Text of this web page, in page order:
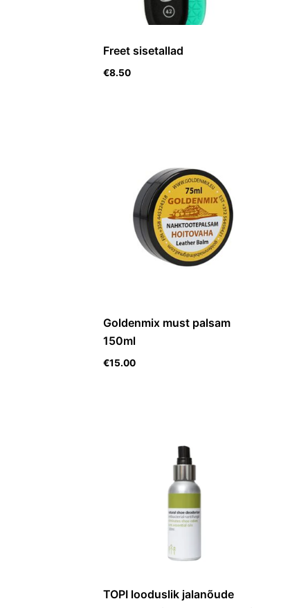
Freet sisetallad
€8.50
Goldenmix must palsam
150ml
€15.00
TOPI looduslik jalanõude